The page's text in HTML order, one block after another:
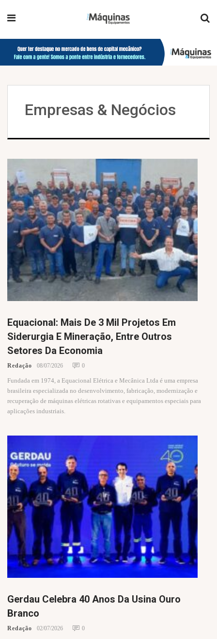
Empresas & Negócios
Equacional: Mais De 3 Mil Projetos Em
Siderurgia E Mineração, Entre Outros
Setores Da Economia
Redação 08/07/2026 0
Fundada em 1974, a Equacional Elétrica e Mecânica Ltda é uma empresa
brasileira especializada no desenvolvimento, fabricação, modernização e
recuperação de máquinas elétricas rotativas e equipamentos especiais para
aplicações industriais.
Gerdau Celebra 40 Anos Da Usina Ouro
Branco
Redação 02/07/2026 0